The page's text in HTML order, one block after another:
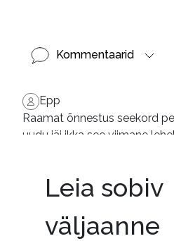
Kommentaarid
Epp
Raamat õnnestus seekord
uudu jäi ikka see viimane
Huvitav ja kiire lugemine.
Leia sobiv
väljaanne